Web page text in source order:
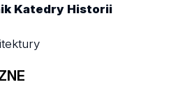
Katedry Historii